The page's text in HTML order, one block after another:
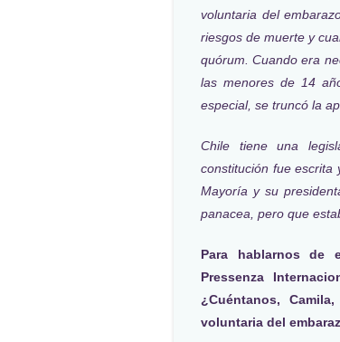
voluntaria del
riesgos de muerte y
quórum. Cuando era
las menores de 14
especial, se truncó la
Chile tiene una
constitución fue escrita
Mayoría y su
panacea, pero que
Para hablarnos de
Pressenza
¿Cuéntanos,
voluntaria del